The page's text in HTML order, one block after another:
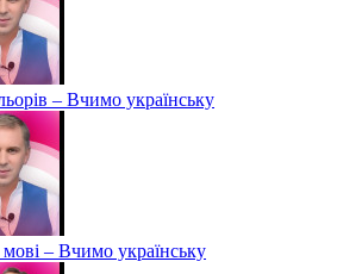
– Вчимо українську
мові – Вчимо українську